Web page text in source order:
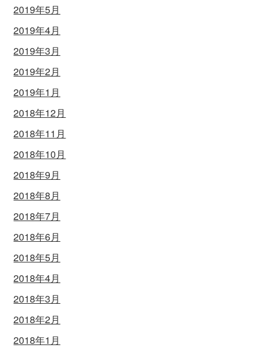
2019年5月
2019年4月
2019年3月
2019年2月
2019年1月
2018年12月
2018年11月
2018年10月
2018年9月
2018年8月
2018年7月
2018年6月
2018年5月
2018年4月
2018年3月
2018年2月
2018年1月